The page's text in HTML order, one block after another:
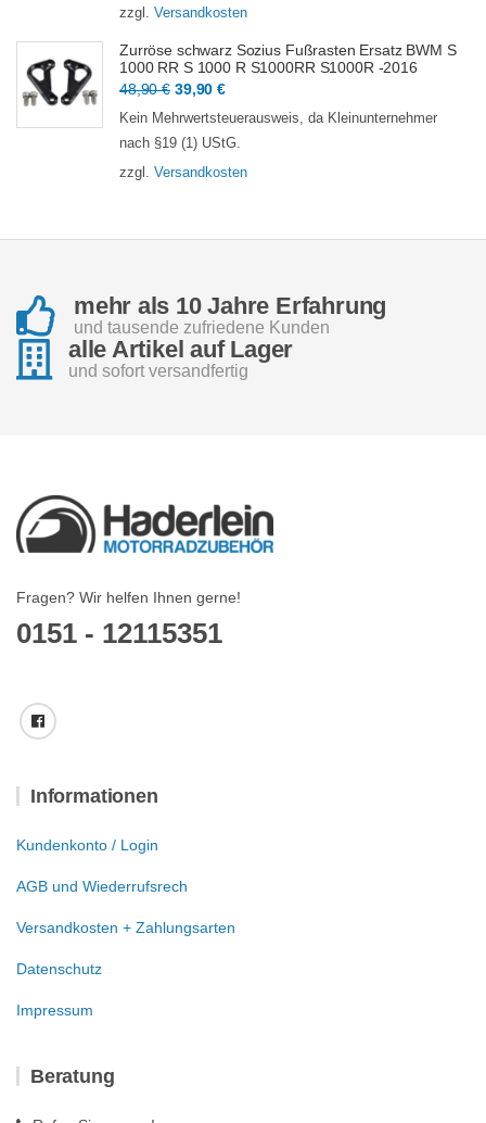
22,90 €21,90 €.
zzgl. Versandkosten
Zurröse schwarz Sozius Fußrasten Ersatz BWM S
1000 RR S 1000 R S1000RR S1000R -2016
48,90€ Ursprünglicher
Preis
war:
48,90 €
39,90€Aktueller
Preis
ist:
39,90 €.
Kein Mehrwertsteuerausweis, da Kleinunternehmer
nach §19 (1) UStG.
zzgl. Versandkosten
mehr als 10 Jahre Erfahrung
und tausende zufriedene Kunden
alle Artikel auf Lager
und sofort versandfertig
Fragen? Wir helfen Ihnen gerne!
0151 - 12115351
Informationen
Kundenkonto / Login
AGB und Wiederrufsrech
Versandkosten + Zahlungsarten
Datenschutz
Impressum
Beratung